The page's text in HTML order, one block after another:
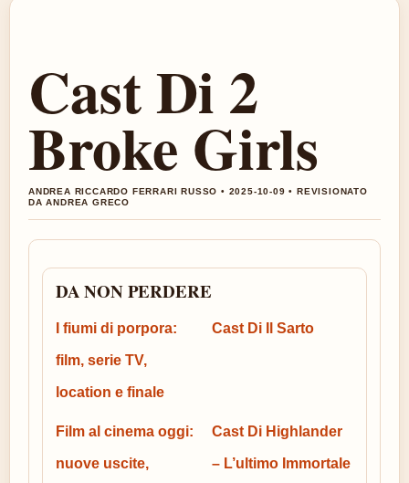
Cast Di 2
Broke Girls
ANDREA RICCARDO FERRARI RUSSO • 2025-10-09 • REVISIONATO
DA ANDREA GRECO
DA NON PERDERE
I fiumi di porpora:
film, serie TV,
location e finale
Cast Di Il Sarto
Film al cinema oggi:
nuove uscite,
Cast Di Highlander
– L’ultimo Immortale